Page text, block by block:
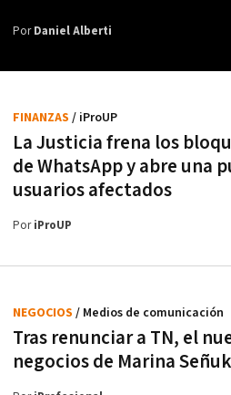
PorDaniel Alberti
La Justicia frena los
de WhatsApp y abre una
usuarios afectados
FINANZAS / iProUP
PoriProUP
Tras renunciar a TN, el
negocios de Marina Señuk
NEGOCIOS / Medios de comunicación